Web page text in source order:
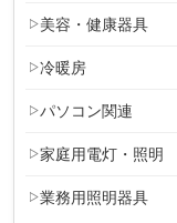
美容・健康器具
冷暖房
パソコン関連
家庭用電灯・照明
業務用照明器具